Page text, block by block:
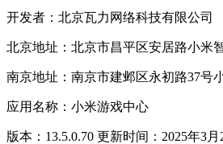
开发者：北京瓦力网络科技有限公司
北京地址：北京市昌平区安居路小米
南京地址：南京市建邺区永初路37号
应用名称：小米游戏中心
版本：13.5.0.70 更新时间：2025年3月